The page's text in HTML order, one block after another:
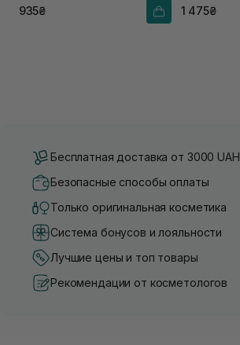
935₴ 1 475₴
Бесплатная доставка от 3000 UAH
Безопасные способы оплаты
Только оригинальная косметика
Система бонусов и лояльности
Лучшие цены и топ товары
Рекомендации от косметологов